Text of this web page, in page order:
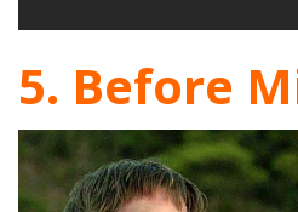
5. Before